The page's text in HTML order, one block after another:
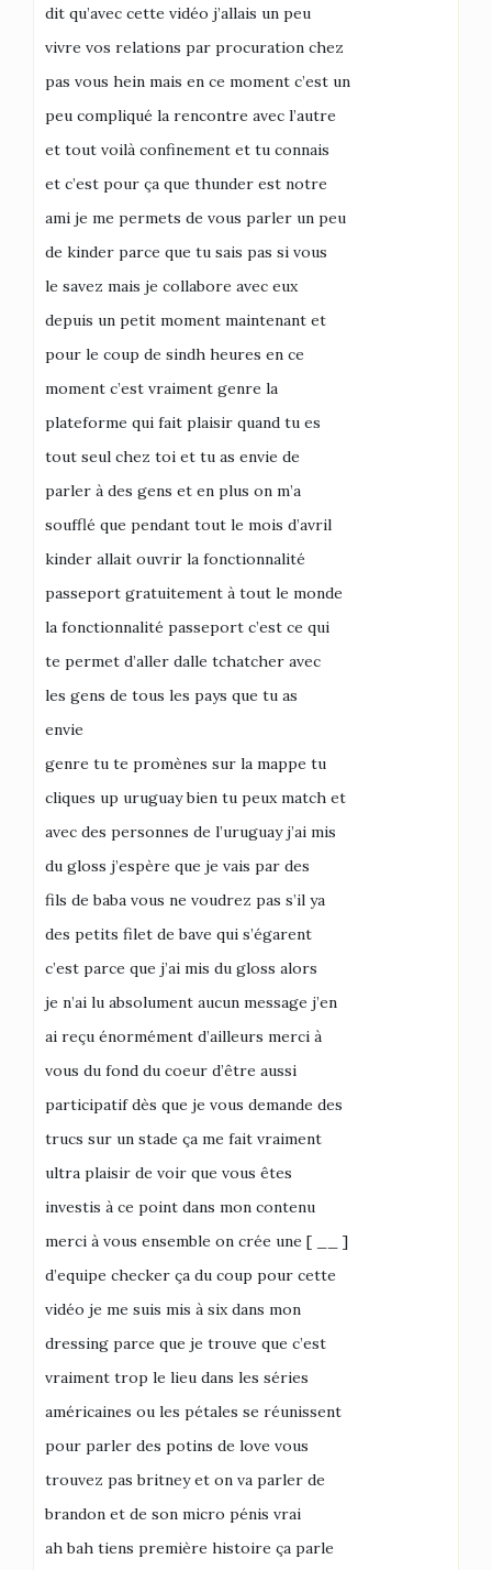
dit qu’avec cette vidéo j’allais un peu
vivre vos relations par procuration chez
pas vous hein mais en ce moment c’est un
peu compliqué la rencontre avec l’autre
et tout voilà confinement et tu connais
et c’est pour ça que thunder est notre
ami je me permets de vous parler un peu
de kinder parce que tu sais pas si vous
le savez mais je collabore avec eux
depuis un petit moment maintenant et
pour le coup de sindh heures en ce
moment c’est vraiment genre la
plateforme qui fait plaisir quand tu es
tout seul chez toi et tu as envie de
parler à des gens et en plus on m’a
soufflé que pendant tout le mois d’avril
kinder allait ouvrir la fonctionnalité
passeport gratuitement à tout le monde
la fonctionnalité passeport c’est ce qui
te permet d’aller dalle tchatcher avec
les gens de tous les pays que tu as
envie
genre tu te promènes sur la mappe tu
cliques up uruguay bien tu peux match et
avec des personnes de l’uruguay j’ai mis
du gloss j’espère que je vais par des
fils de baba vous ne voudrez pas s’il ya
des petits filet de bave qui s’égarent
c’est parce que j’ai mis du gloss alors
je n’ai lu absolument aucun message j’en
ai reçu énormément d’ailleurs merci à
vous du fond du coeur d’être aussi
participatif dès que je vous demande des
trucs sur un stade ça me fait vraiment
ultra plaisir de voir que vous êtes
investis à ce point dans mon contenu
merci à vous ensemble on crée une [ __ ]
d’equipe checker ça du coup pour cette
vidéo je me suis mis à six dans mon
dressing parce que je trouve que c’est
vraiment trop le lieu dans les séries
américaines ou les pétales se réunissent
pour parler des potins de love vous
trouvez pas britney et on va parler de
brandon et de son micro pénis vrai
ah bah tiens première histoire ça parle